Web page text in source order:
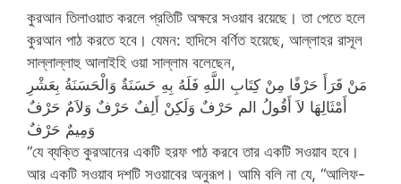
কুরআন তিলাওয়াত করলে প্রতিটি অক্ষরে সওয়াব রয়েছে। তা পেতে হলে
কুরআন পাঠ করতে হবে। যেমন: হাদিসে বর্ণিত হয়েছে, আল্লাহর রাসূল
সাল্লাল্লাহু আলাইহি ওয়া সাল্লাম বলেছেন,
مَنْ قَرَأَ حَرْفًا مِنْ كِتَابِ اللَّهِ فَلَهُ بِهِ حَسَنَةٌ وَالْحَسَنَةُ بِعَشْرِ
أَمْثَالِهَا لاَ أَقُولُ الم حَرْفٌ وَلَكِنْ أَلِفٌ حَرْفٌ وَلاَمٌ حَرْفٌ
وَمِيمٌ حَرْفٌ
“যে ব্যক্তি কুরআনের একটি হরফ পাঠ করবে তার একটি সওয়াব হবে।
আর একটি সওয়াব দশটি সওয়াবের অনুরূপ। আমি বলি না যে, “আলিফ-